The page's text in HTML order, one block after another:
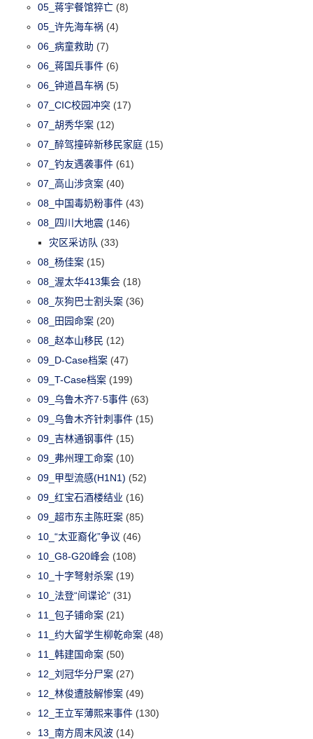
05_蒋宇餐馆猝亡 (8)
05_许先海车祸 (4)
06_病童救助 (7)
06_蒋国兵事件 (6)
06_钟道昌车祸 (5)
07_CIC校园冲突 (17)
07_胡秀华案 (12)
07_醉驾撞碎新移民家庭 (15)
07_钓友遇袭事件 (61)
07_高山涉贪案 (40)
08_中国毒奶粉事件 (43)
08_四川大地震 (146)
灾区采访队 (33)
08_杨佳案 (15)
08_渥太华413集会 (18)
08_灰狗巴士割头案 (36)
08_田园命案 (20)
08_赵本山移民 (12)
09_D-Case档案 (47)
09_T-Case档案 (199)
09_乌鲁木齐7·5事件 (63)
09_乌鲁木齐针刺事件 (15)
09_吉林通钢事件 (15)
09_弗州理工命案 (10)
09_甲型流感(H1N1) (52)
09_红宝石酒楼结业 (16)
09_超市东主陈旺案 (85)
10_“太亚裔化”争议 (46)
10_G8-G20峰会 (108)
10_十字弩射杀案 (19)
10_法登“间谍论” (31)
11_包子铺命案 (21)
11_约大留学生柳乾命案 (48)
11_韩建国命案 (50)
12_刘冠华分尸案 (27)
12_林俊遭肢解惨案 (49)
12_王立军薄熙来事件 (130)
13_南方周末风波 (14)